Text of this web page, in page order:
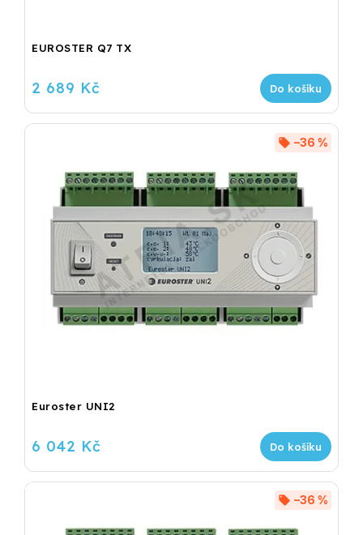
EUROSTER Q7 TX
2 689 Kč Do košíku
Euroster UNI2
–36 %
6 042 Kč Do košíku
–36 %